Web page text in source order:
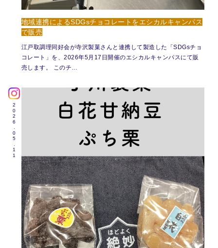
地域連携によるSDGsチョコレートをエシカルキャンパス
で販売
江戸取調理同好会が寺沢製菓さんと連携して製造した「SDGsチョ
コレート」を、2026年5月17日開催のエシカルキャンパスにて販
売します。 このチ…
2026.05.11